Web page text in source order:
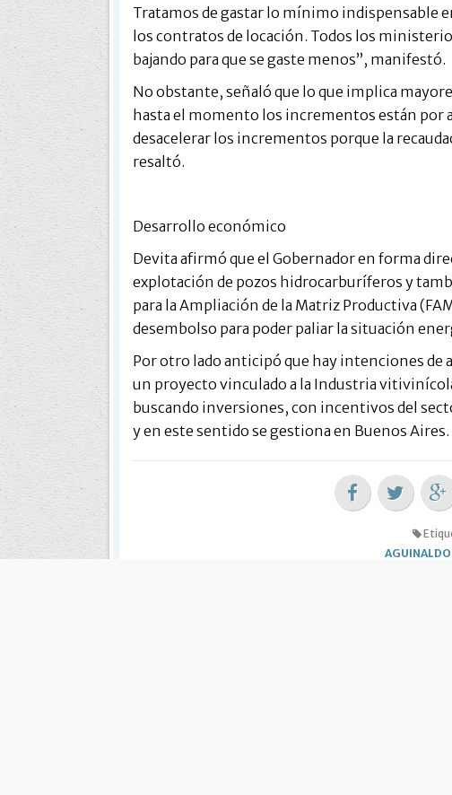
Tratamos de gastar lo mínimo indispensable
los contratos de locación. Todos los
bajando para que se gaste menos”, manifestó.
No obstante, señaló que lo que implica
hasta el momento los incrementos están por
desacelerar los incrementos porque la
resaltó.
Desarrollo económico
Devita afirmó que el Gobernador en forma
explotación de pozos hidrocarburíferos y
para la Ampliación de la Matriz Productiva
desembolso para poder paliar la situación
Por otro lado anticipó que hay intenciones
un proyecto vinculado a la Industria
buscando inversiones, con incentivos del
y en este sentido se gestiona en Buenos Aires.
AGUINALDO